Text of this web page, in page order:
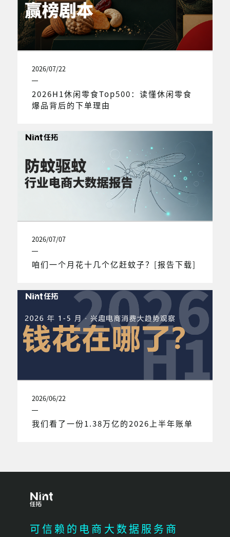
2026/07/22
2026H1休闲零食Top500：读懂休闲零食
爆品背后的下单理由
2026/07/07
咱们一个月花十几个亿赶蚊子？[报告下载]
2026/06/22
我们看了一份1.38万亿的2026上半年账单
可信赖的电商大数据服务商